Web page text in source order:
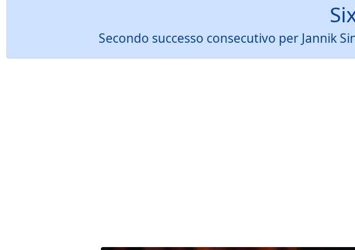
Secondo successo consecutivo per Jannik